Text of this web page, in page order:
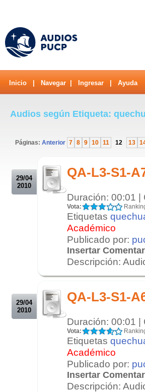
Inicio Navegar Ingresar Ayuda
Audios según Etiqueta:
Páginas: Anterior 7 8 9 10 11 12 13
29/04
2010
QA-L3-S1-
Duración: 00:01 |
Vota:
Etiquetas
Académico
Publicado por:
Insertar
Descripción:
29/04
2010
QA-L3-S1-
Duración: 00:01 |
Vota:
Etiquetas
Académico
Publicado por:
Insertar
Descripción: